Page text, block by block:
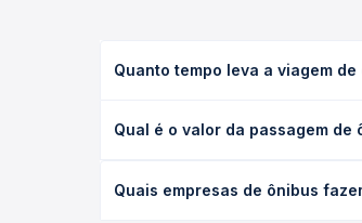
Quanto tempo leva a viagem
e as condições de tráfego. Na
Qual é o valor da passagem de
antecedência da compra. Na
Quais empresas de ônibus